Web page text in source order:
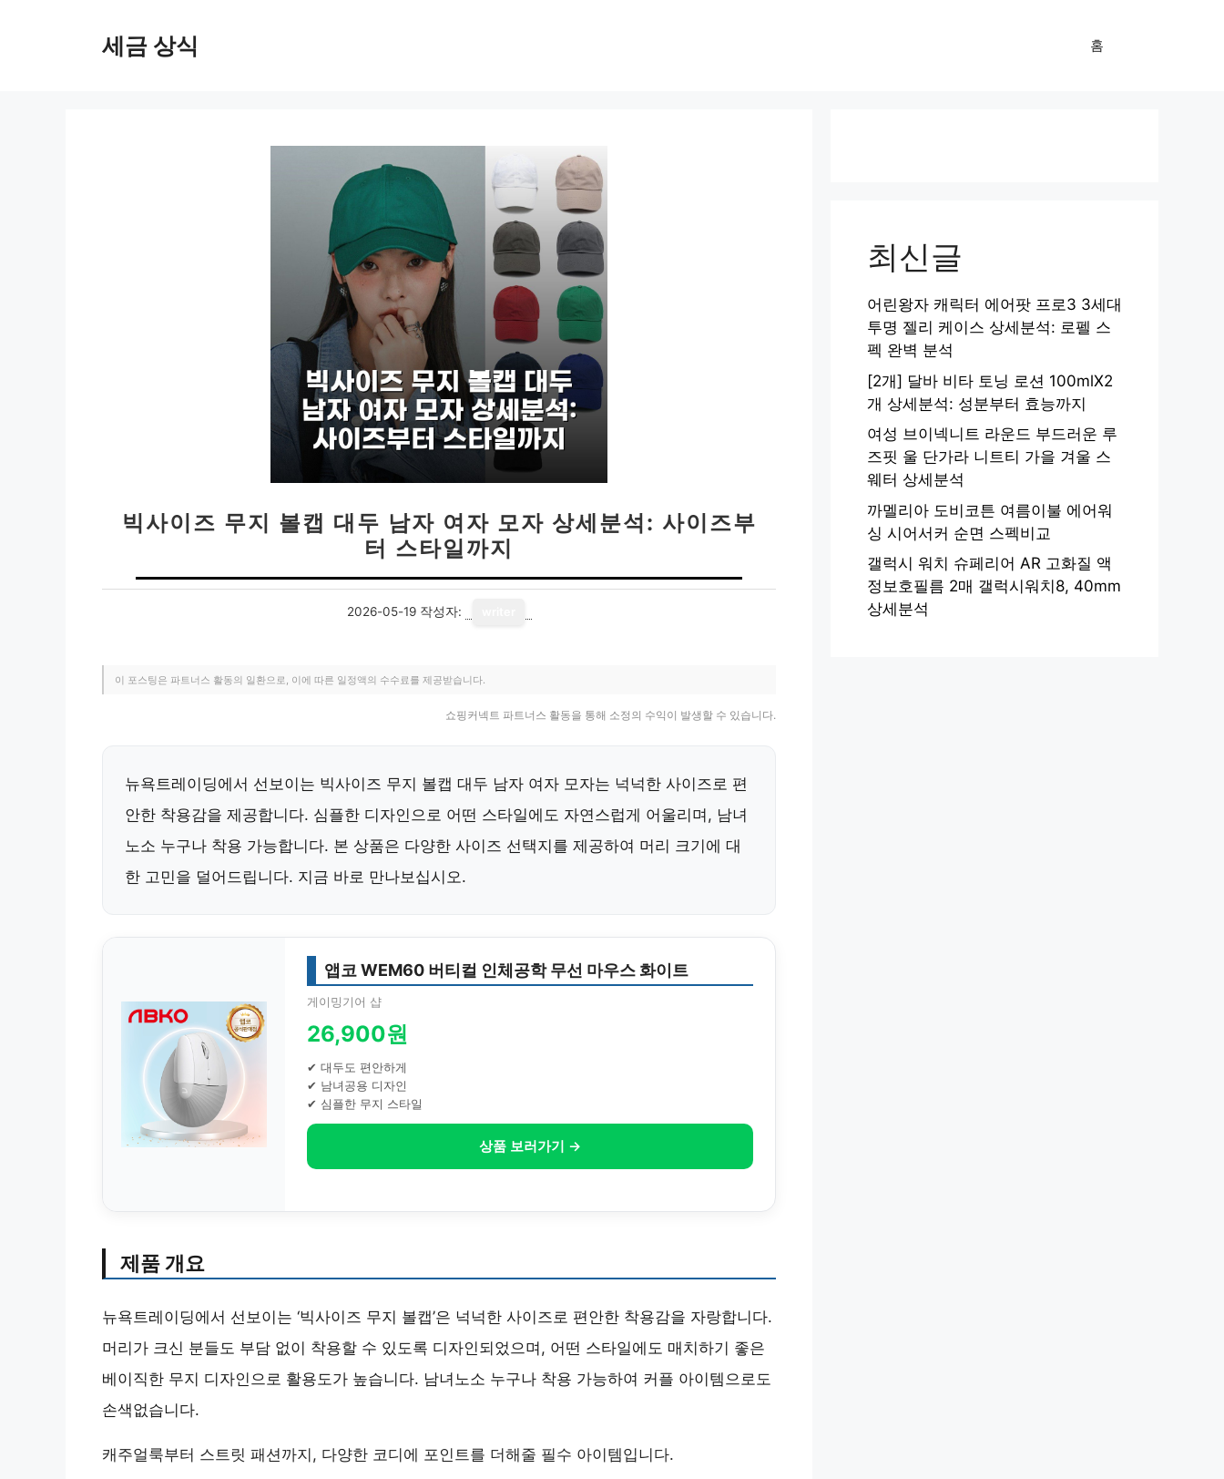
세금 상식 홈
빅사이즈 무지 볼캡 대두 남자 여자 모자 상세분석: 사이즈부
터 스타일까지
2026-05-19 작성자:
이 포스팅은 파트너스 활동의 일환으로, 이에 따른 일정액의 수수료를 제공받습니다.
쇼핑커넥트 파트너스 활동을 통해 소정의 수익이 발생할 수 있습니다.
뉴욕트레이딩에서 선보이는 빅사이즈 무지 볼캡 대두 남자 여자 모자는 넉넉한 사이즈로 편
안한 착용감을 제공합니다. 심플한 디자인으로 어떤 스타일에도 자연스럽게 어울리며, 남녀
노소 누구나 착용 가능합니다. 본 상품은 다양한 사이즈 선택지를 제공하여 머리 크기에 대
한 고민을 덜어드립니다. 지금 바로 만나보십시오.
앱코 WEM60 버티컬 인체공학 무선 마우스 화이트
게이밍기어 샵
26,900원
✔ 대두도 편안하게
✔ 남녀공용 디자인
✔ 심플한 무지 스타일
상품 보러가기 →
제품 개요
뉴욕트레이딩에서 선보이는 ‘빅사이즈 무지 볼캡’은 넉넉한 사이즈로 편안한 착용감을 자랑합니다.
머리가 크신 분들도 부담 없이 착용할 수 있도록 디자인되었으며, 어떤 스타일에도 매치하기 좋은
베이직한 무지 디자인으로 활용도가 높습니다. 남녀노소 누구나 착용 가능하여 커플 아이템으로도
손색없습니다.
캐주얼룩부터 스트릿 패션까지, 다양한 코디에 포인트를 더해줄 필수 아이템입니다.
최신글
어린왕자 캐릭터 에어팟 프로3 3세대
투명 젤리 케이스 상세분석: 로펠 스
펙 완벽 분석
[2개] 달바 비타 토닝 로션 100mlX2
개 상세분석: 성분부터 효능까지
여성 브이넥니트 라운드 부드러운 루
즈핏 울 단가라 니트티 가을 겨울 스
웨터 상세분석
까멜리아 도비코튼 여름이불 에어워
싱 시어서커 순면 스펙비교
갤럭시 워치 슈페리어 AR 고화질 액
정보호필름 2매 갤럭시워치8, 40mm
상세분석